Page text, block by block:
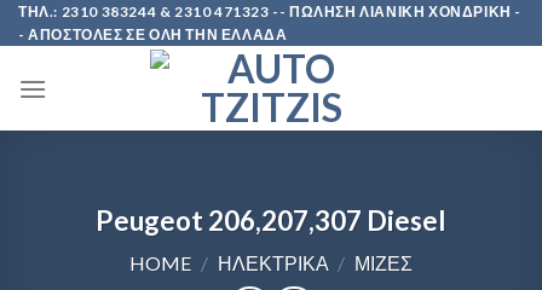
Skip
to
ΤΗΛ.: 2310 383244 & 2310 471323 -- ΠΩΛΗΣΗ ΛΙΑΝΙΚΗ ΧΟΝΔΡΙΚΗ -
- ΑΠΟΣΤΟΛΕΣ ΣΕ ΟΛΗ ΤΗΝ ΕΛΛΑΔΑ
Peugeot 206,207,307 Diesel
HOME / ΗΛΕΚΤΡΙΚΑ / ΜΙΖΕΣ